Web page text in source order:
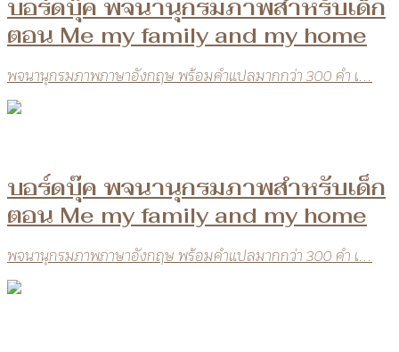
บอร์ดบุ๊ค พจนานุกรมภาพสำหรับเด็ก
ตอน Me my family and my home
พจนานุกรมภาพภาษาอังกฤษ พร้อมคำแปลมากกว่า 300 คำ เ...
บอร์ดบุ๊ค พจนานุกรมภาพสำหรับเด็ก
ตอน Me my family and my home
พจนานุกรมภาพภาษาอังกฤษ พร้อมคำแปลมากกว่า 300 คำ เ...